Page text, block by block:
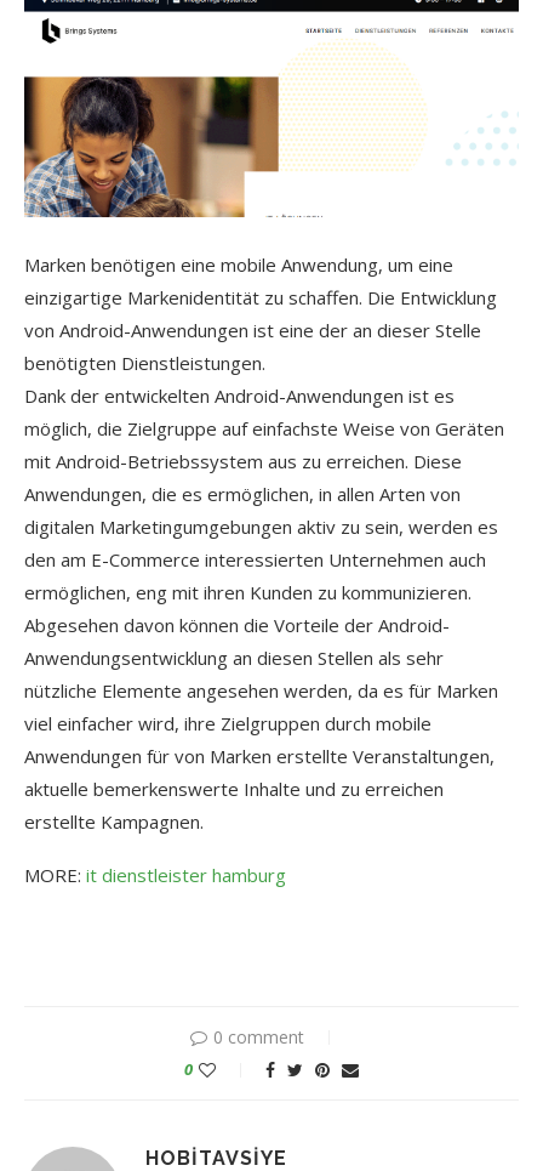
Marken benötigen eine mobile Anwendung, um eine
einzigartige Markenidentität zu schaffen. Die Entwicklung
von Android-Anwendungen ist eine der an dieser Stelle
benötigten Dienstleistungen.
Dank der entwickelten Android-Anwendungen ist es
möglich, die Zielgruppe auf einfachste Weise von Geräten
mit Android-Betriebssystem aus zu erreichen. Diese
Anwendungen, die es ermöglichen, in allen Arten von
digitalen Marketingumgebungen aktiv zu sein, werden es
den am E-Commerce interessierten Unternehmen auch
ermöglichen, eng mit ihren Kunden zu kommunizieren.
Abgesehen davon können die Vorteile der Android-
Anwendungsentwicklung an diesen Stellen als sehr
nützliche Elemente angesehen werden, da es für Marken
viel einfacher wird, ihre Zielgruppen durch mobile
Anwendungen für von Marken erstellte Veranstaltungen,
aktuelle bemerkenswerte Inhalte und zu erreichen
erstellte Kampagnen.
MORE: it dienstleister hamburg
0 comment
0
HOBITAVSIYE